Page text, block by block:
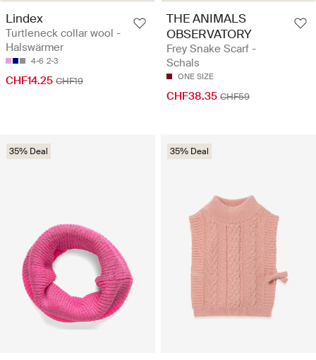
Lindex
Turtleneck collar wool -
Halswärmer
4-6 2-3
CHF14.25 CHF19
THE ANIMALS
OBSERVATORY
Frey Snake Scarf -
Schals
ONE SIZE
CHF38.35 CHF59
35% Deal 35% Deal